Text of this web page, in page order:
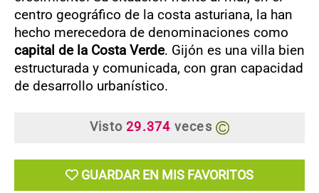
centro geográfico de la costa asturiana, la han
hecho merecedora de denominaciones como
capital de la Costa Verde. Gijón es una villa bien
estructurada y comunicada, con gran capacidad
de desarrollo urbanístico.
Visto29.374 veces
GUARDAR EN MIS FAVORITOS